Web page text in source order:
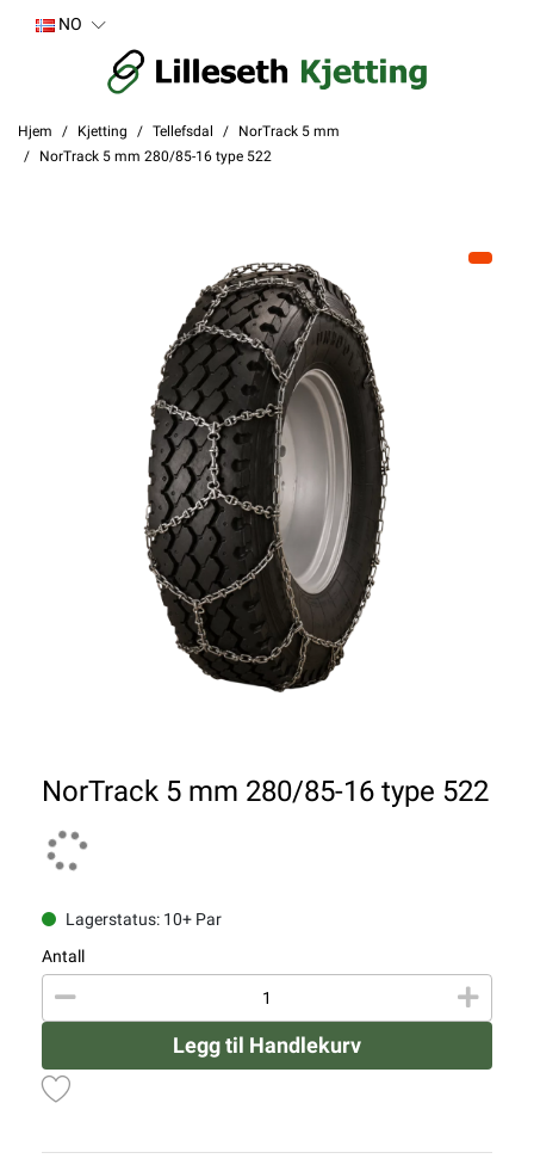
NO
Hjem Kjetting Tellefsdal
NorTrack 5 mm
NorTrack 5 mm 280/85-16 type 522
NorTrack 5 mm 280/85-16 type 522
Lagerstatus: 10+ Par
Antall
Legg til Handlekurv